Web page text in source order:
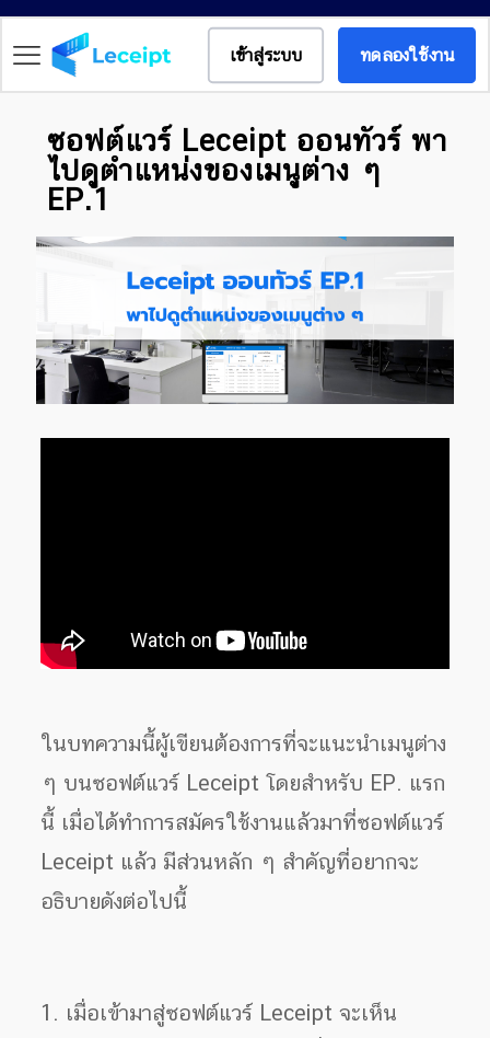
เข้าสู่ระบบ ทดลองใช้งาน
ซอฟต์แวร์ Leceipt ออนทัวร์ พา
ไปดูตำแหน่งของเมนูต่าง ๆ
EP.1
ในบทความนี้ผู้เขียนต้องการที่จะแนะนำเมนูต่าง
ๆ บนซอฟต์แวร์ Leceipt โดยสำหรับ EP. แรก
นี้ เมื่อได้ทำการสมัครใช้งานแล้วมาที่ซอฟต์แวร์
Leceipt แล้ว มีส่วนหลัก ๆ สำคัญที่อยากจะ
อธิบายดังต่อไปนี้
1. เมื่อเข้ามาสู่ซอฟต์แวร์ Leceipt จะเห็น